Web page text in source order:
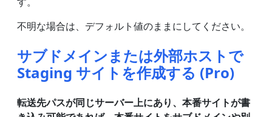
不明な場合は、デフォルト値のままにしてください。
サブドメインまたは外部ホストで
Staging サイトを作成する (Pro)
転送先パスが同じサーバー上にあり、本番サイトが書